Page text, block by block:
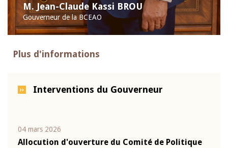
M. Jean-Claude Kassi BROU
Gouverneur de la BCEAO
Plus d'informations
Interventions du Gouverneur
04 mars 2026
Allocution d'ouverture du Comité de Politique